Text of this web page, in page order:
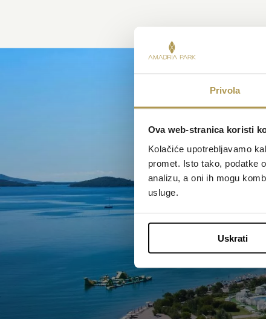
Privola
Ova web-stranica koristi
Kolačiće upotrebljavamo
promet. Isto tako, podatke
analizu, a oni ih mogu
usluge.
Uskrati